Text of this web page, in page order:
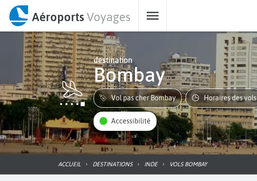
AéroportsVoyages
destination
Bombay
Vol pas cher Bombay Horaires des vols
Accessibilité
ACCUEIL DESTINATIONS INDE VOLS BOMBAY